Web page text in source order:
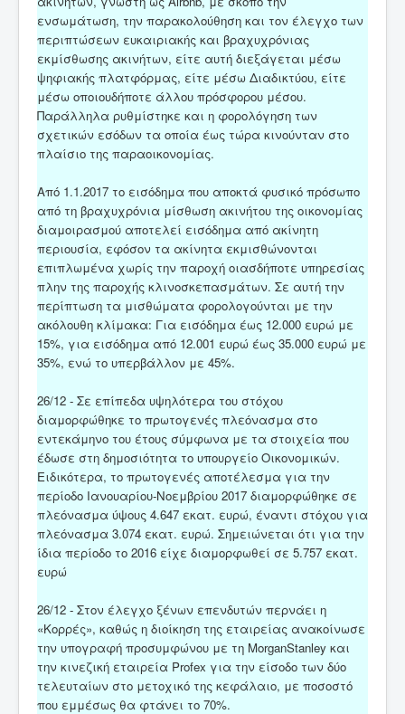
ενσωμάτωση, την παρακολούθηση και τον έλεγχο των
περιπτώσεων ευκαιριακής και βραχυχρόνιας
εκμίσθωσης ακινήτων, είτε αυτή διεξάγεται μέσω
ψηφιακής πλατφόρμας, είτε μέσω Διαδικτύου, είτε
μέσω οποιουδήποτε άλλου πρόσφορου μέσου.
Παράλληλα ρυθμίστηκε και η φορολόγηση των
σχετικών εσόδων τα οποία έως τώρα κινούνταν στο
πλαίσιο της παραοικονομίας.
Από 1.1.2017 το εισόδημα που αποκτά φυσικό πρόσωπο
από τη βραχυχρόνια μίσθωση ακινήτου της οικονομίας
διαμοιρασμού αποτελεί εισόδημα από ακίνητη
περιουσία, εφόσον τα ακίνητα εκμισθώνονται
επιπλωμένα χωρίς την παροχή οιασδήποτε υπηρεσίας
πλην της παροχής κλινοσκεπασμάτων. Σε αυτή την
περίπτωση τα μισθώματα φορολογούνται με την
ακόλουθη κλίμακα: Για εισόδημα έως 12.000 ευρώ με
15%, για εισόδημα από 12.001 ευρώ έως 35.000 ευρώ με
35%, ενώ το υπερβάλλον με 45%.
26/12 - Σε επίπεδα υψηλότερα του στόχου
διαμορφώθηκε το πρωτογενές πλεόνασμα στο
εντεκάμηνο του έτους σύμφωνα με τα στοιχεία που
έδωσε στη δημοσιότητα το υπουργείο Οικονομικών.
Ειδικότερα, το πρωτογενές αποτέλεσμα για την
περίοδο Ιανουαρίου-Νοεμβρίου 2017 διαμορφώθηκε σε
πλεόνασμα ύψους 4.647 εκατ. ευρώ, έναντι στόχου για
πλεόνασμα 3.074 εκατ. ευρώ. Σημειώνεται ότι για την
ίδια περίοδο το 2016 είχε διαμορφωθεί σε 5.757 εκατ.
ευρώ
26/12 - Στον έλεγχο ξένων επενδυτών περνάει η
«Κορρές», καθώς η διοίκηση της εταιρείας ανακοίνωσε
την υπογραφή προσυμφώνου με τη MorganStanley και
την κινεζική εταιρεία Profex για την είσοδο των δύο
τελευταίων στο μετοχικό της κεφάλαιο, με ποσοστό
που εμμέσως θα φτάνει το 70%.